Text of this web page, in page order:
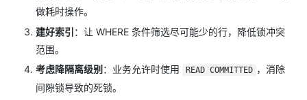
做耗时操作。
建好索引 ​：让 WHERE 条件筛选尽可能少的行，降低锁冲突
范围。
考虑降隔离级别 ​：业务允许时使用 READ COMMITTED ，消除
间隙锁导致的死锁。